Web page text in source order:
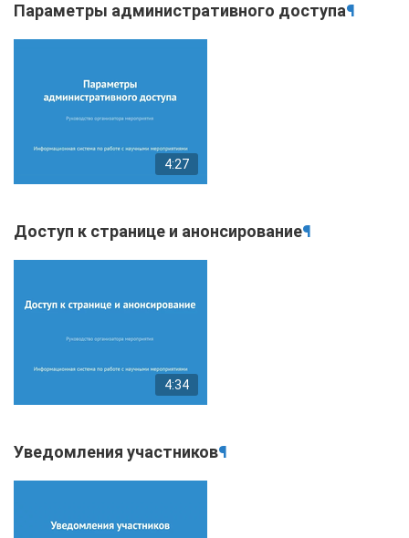
Параметры административного доступа¶
4:27
Доступ к странице и анонсирование¶
4:34
Уведомления участников¶